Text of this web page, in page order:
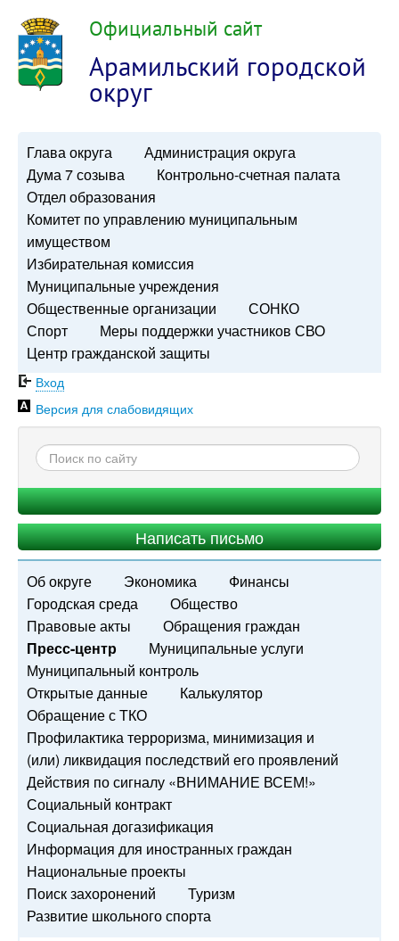
Официальный сайт
Арамильский городской
округ
Глава округа
Администрация округа
Дума 7 созыва
Контрольно-счетная палата
Отдел образования
Комитет по управлению муниципальным
имуществом
Избирательная комиссия
Муниципальные учреждения
Общественные организации
СОНКО
Спорт
Меры поддержки участников СВО
Центр гражданской защиты
Вход
Версия для слабовидящих
Написать письмо
Об округе Экономика
Финансы
Городская среда
Общество
Правовые акты
Обращения граждан
Пресс-центр
Муниципальные услуги
Муниципальный контроль
Открытые данные
Калькулятор
Обращение с ТКО
Профилактика терроризма, минимизация и
(или) ликвидация последствий его проявлений
Действия по сигналу «ВНИМАНИЕ ВСЕМ!»
Социальный контракт
Социальная догазификация
Информация для иностранных граждан
Национальные проекты
Поиск захоронений
Туризм
Развитие школьного спорта